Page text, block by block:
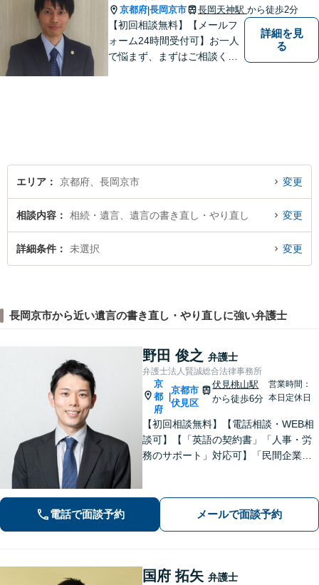
京都府|長岡京市 長岡天神駅 から徒歩2分
【初回相談無料】【メールフ
ォーム24時間受付可】お一人
で悩まず、まずはご相談くだ
詳細を見
る
エリア 京都府、長岡京市 変更
相談内容 相続・遺言、遺言の書き直し・やり直し 変更
詳細条件 未選択 変更
長岡京市から近い遺言の書き直し・やり直しに強い弁護士
野田 俊之 弁護士
弁護士法人賢誠総合法律事務所
京
都
府
|
京都市
伏見区
伏見桃山駅
から徒歩6分
営業時間：
本日定休日
【初回相談無料】【電話相談・WEB相
談可】【「英語の契約書」「人事・労
務のサポート」対応可】「民間企業へ
バイスで経営をサポートします！【休
日・夜間相談あり】
電話で面談予約 メールで面談予約
国府 拓矢 弁護士